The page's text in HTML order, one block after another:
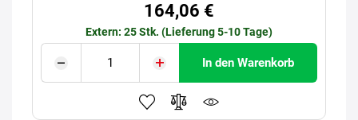
164,06 €
Extern: 25 Stk. (Lieferung 5-10 Tage)
In den Warenkorb